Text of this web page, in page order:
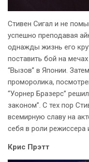
Стивен Сигал и не
успешно преподавая
однажды жизнь его
поставить бой на
“Вызов” в Японии.
проморолика,
“Уорнер Бразерс”
законом”. С тех пор
всемирную славу на
себя в роли режиссера
Крис Прэтт